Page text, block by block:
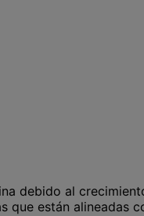
debido al
están alineadas